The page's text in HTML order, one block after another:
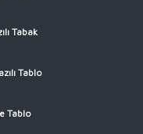
Tabak
Tablo
Tablo